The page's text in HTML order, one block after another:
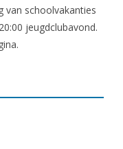
van schoolvakanties
jeugdclubavond.
.